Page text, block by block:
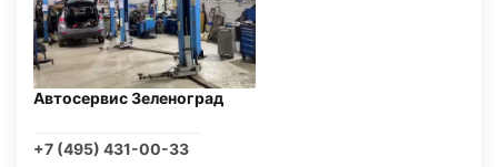
Автосервис Зеленоград
+7 (495) 431-00-33